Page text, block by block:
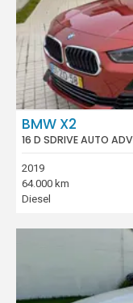
BMW X2
16 D SDRIVE AUTO
2019
64.000 km
Diesel